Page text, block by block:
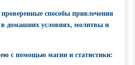
способы привлечения
домашних условиях, молитвы и
с помощью магии и статистики: